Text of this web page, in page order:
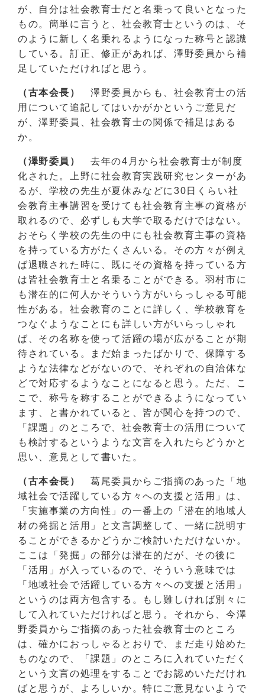
が、自分は社会教育士だと名乗って良いとなった
もの。簡単に言うと、社会教育士というのは、そ
のように新しく名乗れるようになった称号と認識
している。訂正、修正があれば、澤野委員から補
足していただければと思う。
（古本会長）
澤野委員からも、社会教育士の活
用について追記してはいかがかというご意見だ
が、澤野委員、社会教育士の関係で補足はある
か。
（澤野委員）
去年の4月から社会教育士が制度
化された。上野に社会教育実践研究センターがあ
るが、学校の先生が夏休みなどに30日くらい社
会教育主事講習を受けても社会教育主事の資格が
取れるので、必ずしも大学で取るだけではない。
おそらく学校の先生の中にも社会教育主事の資格
を持っている方がたくさんいる。その方々が例え
ば退職された時に、既にその資格を持っている方
は皆社会教育士と名乗ることができる。羽村市に
も潜在的に何人かそういう方がいらっしゃる可能
性がある。社会教育のことに詳しく、学校教育を
つなぐようなことにも詳しい方がいらっしゃれ
ば、その名称を使って活躍の場が広がることが期
待されている。まだ始まったばかりで、保障する
ような法律などがないので、それぞれの自治体な
どで対応するようなことになると思う。ただ、こ
こで、称号を称することができるようになってい
ます、と書かれていると、皆が関心を持つので、
「課題」のところで、社会教育士の活用について
も検討するというような文言を入れたらどうかと
思い、意見として書いた。
（古本会長）
葛尾委員からご指摘のあった「地
域社会で活躍している方々への支援と活用」は、
「実施事業の方向性」の一番上の「潜在的地域人
材の発掘と活用」と文言調整して、一緒に説明す
ることができるかどうかご検討いただけないか。
ここは「発掘」の部分は潜在的だが、その後に
「活用」が入っているので、そういう意味では
「地域社会で活躍している方々への支援と活用」
というのは両方包含する。もし難しければ別々に
して入れていただければと思う。それから、今澤
野委員からご指摘のあった社会教育士のところ
は、確かにおっしゃるとおりで、まだ走り始めた
ものなので、「課題」のところに入れていただく
という文言の処理をすることでお認めいただけれ
ばと思うが、よろしいか。特にご意見ないようで